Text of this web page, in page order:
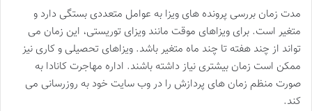
مدت زمان بررسی پرونده های ویزا به عوامل متعددی بستگی دارد و
متغیر است. برای ویزاهای موقت مانند ویزای توریستی، این زمان می
تواند از چند هفته تا چند ماه متغیر باشد. ویزاهای تحصیلی و کاری نیز
ممکن است زمان بیشتری نیاز داشته باشند. اداره مهاجرت کانادا به
صورت منظم زمان های پردازش را در وب سایت خود به روزرسانی می
کند.